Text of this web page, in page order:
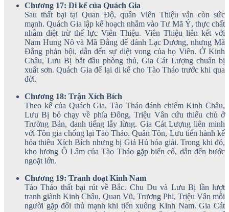
Chương 17: Di kế của Quách Gia
Sau thất bại tại Quan Độ, quân Viên Thiệu vẫn còn sức
mạnh. Quách Gia lập kế hoạch nhắm vào Tư Mã Ý, thực chất
nhằm diệt trừ thế lực Viên Thiệu. Viên Thiệu liên kết với
Nam Hung Nô và Mã Đằng để đánh Lạc Dương, nhưng Mã
Đằng phản bội, dẫn đến sự diệt vong của họ Viên. Ở Kinh
Châu, Lưu Bị bắt đầu phòng thủ, Gia Cát Lượng chuẩn bị
xuất sơn. Quách Gia để lại di kế cho Tào Tháo trước khi qua
đời.
Chương 18: Trận Xích Bích
Theo kế của Quách Gia, Tào Tháo đánh chiếm Kinh Châu,
Lưu Bị bỏ chạy về phía Đông, Triệu Vân cứu thiếu chủ ở
Trường Bản, danh tiếng lẫy lừng. Gia Cát Lượng liên minh
với Tôn gia chống lại Tào Tháo. Quân Tôn, Lưu tiến hành kế
hỏa thiêu Xích Bích nhưng bị Giả Hủ hóa giải. Trong khi đó,
kho lương Ô Lâm của Tào Tháo gặp biến cố, dẫn đến bước
ngoặt lớn.
Chương 19: Tranh đoạt Kinh Nam
Tào Tháo thất bại rút về Bắc. Chu Du và Lưu Bị lần lượt
tranh giành Kinh Châu. Quan Vũ, Trương Phi, Triệu Vân mỗi
người gặp đối thủ mạnh khi tiến xuống Kinh Nam. Gia Cát